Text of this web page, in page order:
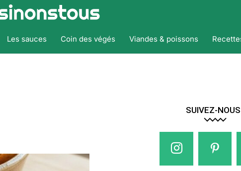
Les sauces Coin des végés Viandes & poissons
SUIVEZ-